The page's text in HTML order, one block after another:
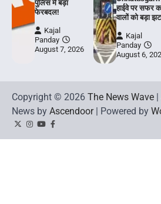
पुलिस में बड़ा
फेरबदल!
Kajal
Panday
August 7, 2026
हाईवे पर सफर
वालों को बड़ा
Kajal
Panday
August 6,
Copyright © 2026 The News Wave |
News by Ascendoor| Powered by
TwitterInstagram
YouTubeFacebook